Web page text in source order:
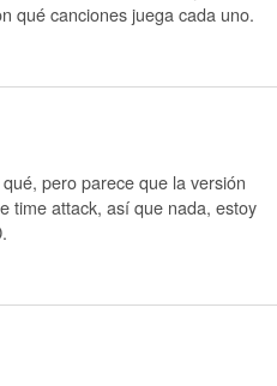
qué canciones juega cada uno.
pero parece que la versión
time attack, así que nada, estoy